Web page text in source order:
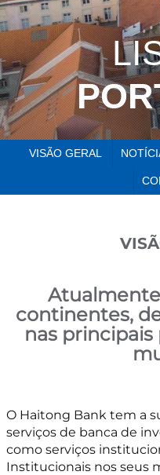
VISÃO GERAL
continentes,
nas principais
O Haitong Bank tem a
serviços de banca de
como serviços
Institucionais nos seus